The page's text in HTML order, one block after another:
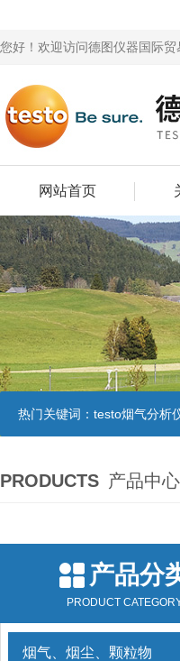
您好！欢迎访问德图仪器国际贸
网站首页
热门关键词： testo烟气分析
PRODUCTS 产品中心
产品分
PRODUCT
烟气、烟尘、颗粒物